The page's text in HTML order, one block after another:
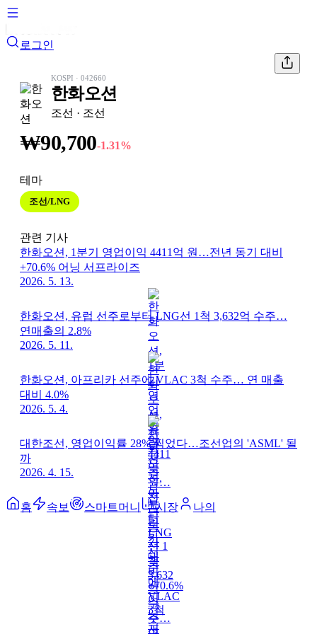
로그인
KOSPI · 042660
한화오션
조선 · 조선
₩90,700-1.31%
테마
조선/LNG
관련 기사
한화오션, 1분기 영업이익 4411억 원…전년 동기 대비
+70.6% 어닝 서프라이즈
2026. 5. 13.
한화오션, 유럽 선주로부터 LNG선 1척 3,632억 수주…
연매출의 2.8%
2026. 5. 11.
한화오션, 아프리카 선주에 VLAC 3척 수주… 연 매출
대비 4.0%
2026. 5. 4.
대한조선, 영업이익률 28% 찍었다…조선업의 'ASML' 될
까
2026. 4. 15.
홈 속보 스마트머니 시장 나의